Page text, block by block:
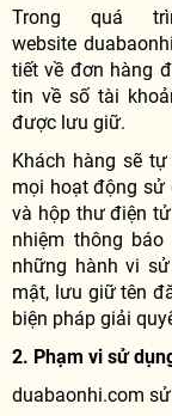
Trong quá
website
tiết về đơn hàng
tin về số tài
được lưu giữ.
Khách hàng sẽ
mọi hoạt động sử
và hộp thư điện
nhiệm thông
những hành vi
mật, lưu giữ tên
biện pháp giải
2. Phạm vi sử
duabaonhi.com